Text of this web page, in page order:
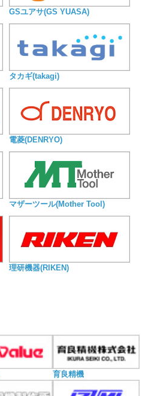
GSユアサ(GS YUASA)
タカギ(takagi)
電菱(DENRYO)
マザーツール(Mother Tool)
理研機器(RIKEN)
育良精機